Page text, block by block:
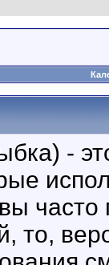
-
часто
то,